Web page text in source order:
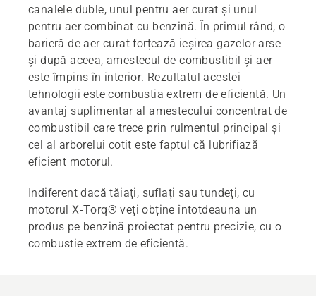
canalele duble, unul pentru aer curat și unul
pentru aer combinat cu benzină. În primul rând, o
barieră de aer curat forțează ieșirea gazelor arse
și după aceea, amestecul de combustibil și aer
este împins în interior. Rezultatul acestei
tehnologii este combustia extrem de eficientă. Un
avantaj suplimentar al amestecului concentrat de
combustibil care trece prin rulmentul principal și
cel al arborelui cotit este faptul că lubrifiază
eficient motorul.
Indiferent dacă tăiați, suflați sau tundeți, cu
motorul X-Torq® veți obține întotdeauna un
produs pe benzină proiectat pentru precizie, cu o
combustie extrem de eficientă.